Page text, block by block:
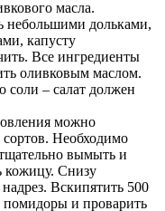
масла.
небольшими дольками,
капусту
Все ингредиенты
оливковым маслом.
соли – салат должен
можно
Необходимо
вымыть и
кожицу. Снизу
Вскипятить 500
и проварить